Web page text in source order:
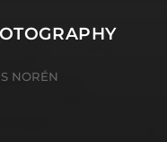
NORÉN